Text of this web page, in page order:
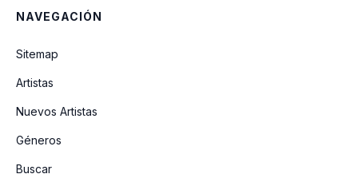
NAVEGACIÓN
Sitemap
Artistas
Nuevos Artistas
Géneros
Buscar